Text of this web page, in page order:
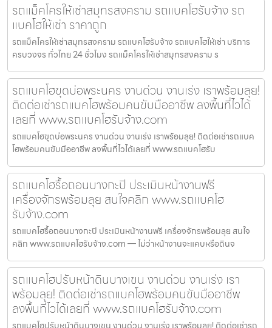
รถแม็คโครให้เช่าสมุทรสงคราม รถแบคโฮรับจ้าง รถ
แบคโฮให้เช่า ราคาถูก
รถแม็คโครให้เช่าสมุทรสงคราม รถแบคโฮรับจ้าง รถแบคโฮให้เช่า บริการ
ครบวงจร ทั่วไทย 24 ชั่วโมง รถแม็คโครให้เช่าสมุทรสงคราม ร
รถแบคโฮขุดบ่อพระนคร งานด่วน งานเร่ง เราพร้อมลุย!
ติดต่อเช่ารถแบคโฮพร้อมคนขับมืออาชีพ ลงพื้นที่ไวได้
เลยที่ www.รถแบคโฮรับจ้าง.com
รถแบคโฮขุดบ่อพระนคร งานด่วน งานเร่ง เราพร้อมลุย! ติดต่อเช่ารถแบค
โฮพร้อมคนขับมืออาชีพ ลงพื้นที่ไวได้เลยที่ www.รถแบคโฮรับ
รถแบคโฮรื้อถอนบางกะปิ ประเมินหน้างานฟรี
เครื่องจักรพร้อมลุย สนใจคลิก www.รถแบคโฮ
รับจ้าง.com
รถแบคโฮรื้อถอนบางกะปิ ประเมินหน้างานฟรี เครื่องจักรพร้อมลุย สนใจ
คลิก www.รถแบคโฮรับจ้าง.com — ไม่ว่าหน้างานจะแคบหรือดินจ
รถแบคโฮปรับหน้าดินบางเขน งานด่วน งานเร่ง เรา
พร้อมลุย! ติดต่อเช่ารถแบคโฮพร้อมคนขับมืออาชีพ
ลงพื้นที่ไวได้เลยที่ www.รถแบคโฮรับจ้าง.com